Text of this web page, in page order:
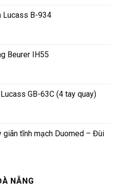
Lucass B-934
Beurer IH55
GB-63C (4 tay quay)
giãn tĩnh mạch Duomed – Đùi
NẴNG